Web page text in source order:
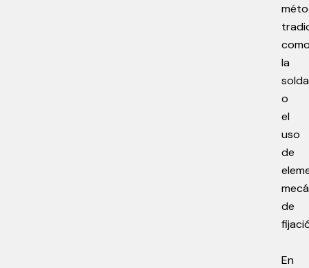
la
o
el
uso
de
de
En